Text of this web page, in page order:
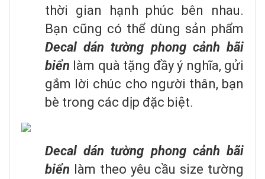
thời gian hạnh phúc bên nhau.
Bạn cũng có thể dùng sản phẩm
Decal dán tường phong cảnh bãi
biển làm quà tặng đầy ý nghĩa, gửi
gắm lời chúc cho người thân, bạn
bè trong các dịp đặc biệt.
Decal dán tường phong cảnh bãi
biển làm theo yêu cầu size tường